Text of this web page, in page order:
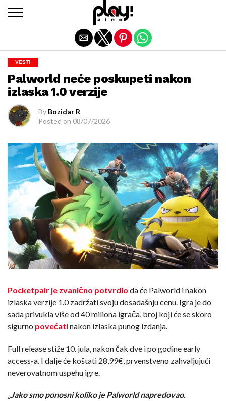
VESTI
Palworld neće poskupeti nakon
izlaska 1.0 verzije
By Bozidar R
Posted on 08/07/2026
Pocketpair je zvanično potvrdio da će Palworld i nakon
izlaska verzije 1.0 zadržati svoju dosadašnju cenu. Igra je do
sada privukla više od 40 miliona igrača, broj koji će se skoro
sigurno povećatinakon izlaska punog izdanja.
Full release stiže 10. jula, nakon čak dve i po godine early
access-a. I dalje će koštati 28,99€, prvenstveno zahvaljujući
neverovatnom uspehu igre.
„Jako smo ponosni koliko je Palworld napredovao.
Exit mobile version